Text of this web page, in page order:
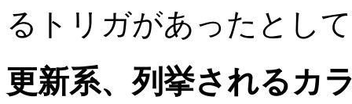
るトリガがあったとし
更新系、列挙されるカ